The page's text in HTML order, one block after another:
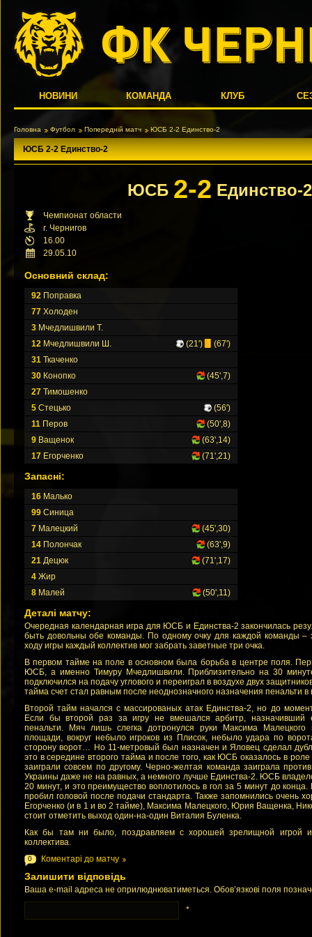
НОВИНИ КОМАНДА КЛУБ
Головна Футбол Попередній матч ЮСБ 2-2 Единство-2
ЮСБ 2-2 Единство-2
ЮСБ 2-2 Единство-2
Чемпионат области
г. Чернигов
16.00
29.05.10
Основний склад:
92 Поправка
77 Холоден
3 Мчедлишвили Т.
12 Мчедлишвили Ш. (67')
(21')
31 Ткаченко
30 Конопко
(45',7)
27 Тимошенко
5 Стецько
(56')
11 Перов
(50',8)
9 Ващенок
(63',14)
17 Егорченко (71',21)
Запасні:
16 Малько
99 Синица
7 Малецкий
(45',30)
14 Полончак
(63',9)
21 Децюк
(71',17)
4 Жир
8 Малей (50',11)
Деталі матчу:
Очередная календарная игра для ЮСБ и Единства-2 закончилась
быть довольны обе команды. По одному очку для каждой команды –
ходу игры каждый коллектив мог забрать заветные три очка.
В первом тайме на поле в основном была борьба в центре поля.
ЮСБ, а именно Тимуру Мчедлишвили. Приблизительно на 30
подключился на подачу углового и переиграл в воздухе двух
тайма счет стал равным после неоднозначного назначения пенальти
Второй тайм начался с массированых атак Единства-2, но до
Если бы второй раз за игру не вмешался арбитр, назначивший
пенальти. Мяч лишь слегка дотронулся руки Максима
площади, вокруг небыло игроков из Плисок, небыло удара по
сторону ворот… Но 11-метровый был назначен и Яловец сделал
это в середине второго тайма и после того, как ЮСБ оказалось в
заиграли совсем по другому. Черно-желтая команда заиграла
Украины даже не на равных, а немного лучше Единства-2. ЮСБ
20 минут, и это преимущество воплотилось в гол за 5 минут до
пробил головой после подачи стандарта. Также запомнились очень
Егорченко (и в 1 и во 2 тайме), Максима Малецкого, Юрия Ващенка,
стоит отметить выход один-на-один Виталия Буленка.
Как бы там ни было, поздравляем с хорошей зрелищной игрой
коллектива.
0 Коментарі до матчу
Залишити відповідь
Ваша e-mail адреса не оприлюднюватиметься. Обов’язкові поля
*